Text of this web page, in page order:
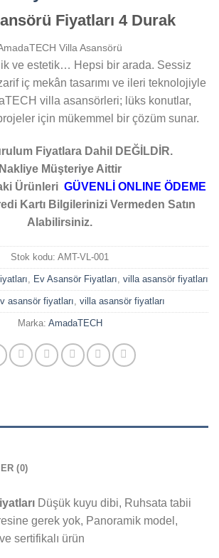
Fiyatları 4 Durak
Villa Asansörü
ve estetik… Hepsi bir arada. Sessiz
iç mekân tasarımı ve ileri teknolojiyle
villa asansörleri; lüks konutlar,
için mükemmel bir çözüm sunar.
Fiyatlara Dahil DEĞİLDİR.
Nakliye Müşteriye Aittir
Ürünleri GÜVENLİ ONLINE ÖDEME
Kartı Bilgilerinizi Vermeden Satın
Alabilirsiniz.
Stok kodu: AMT-VL-001
, Ev Asansör Fiyatları, villa asansör fiyatları
asansör fiyatları, villa asansör fiyatları
Marka: AmadaTECH
(0)
Düşük kuyu dibi, Ruhsata tabii
gerek yok, Panoramik model,
sertifikalı ürün